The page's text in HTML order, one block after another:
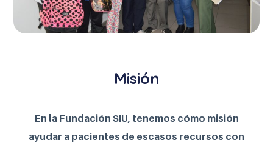
Misión
En la Fundación SIU, tenemos cómo misión
ayudar a pacientes de escasos recursos con